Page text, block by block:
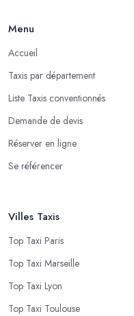
Menu
Accueil
Taxis par département
Liste Taxis conventionnés
Demande de devis
Réserver en ligne
Se référencer
Villes Taxis
Top Taxi Paris
Top Taxi Marseille
Top Taxi Lyon
Top Taxi Toulouse